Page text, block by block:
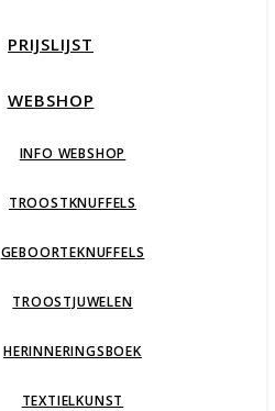
PRIJSLIJST
WEBSHOP
INFO WEBSHOP
TROOSTKNUFFELS
GEBOORTEKNUFFELS
TROOSTJUWELEN
HERINNERINGSBOEK
TEXTIELKUNST